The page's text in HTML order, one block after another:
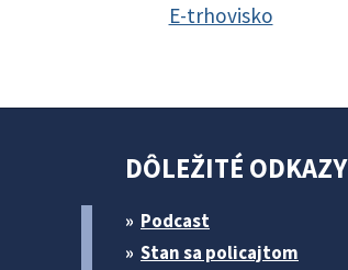
E-trhovisko
DÔLEŽITÉ ODKAZY
Podcast
Stan sa policajtom